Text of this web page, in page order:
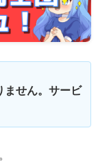
ません。サービ